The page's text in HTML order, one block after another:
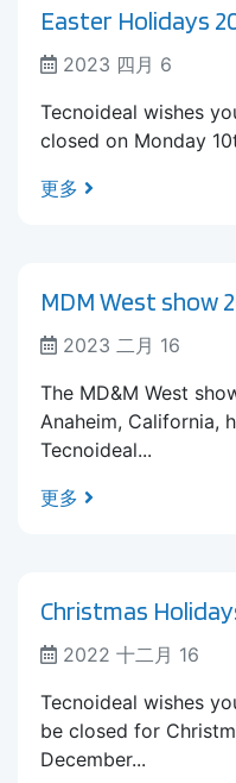
Easter Holidays
2023 四月 6
Tecnoideal wishes
closed on Monday
更多
MDM West show
2023 二月 16
The MD&M West
Anaheim, California,
Tecnoideal...
更多
Christmas
2022 十二月 16
Tecnoideal wishes
be closed for
December...